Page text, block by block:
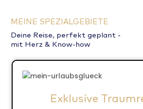
MEINE SPEZIALGEBIETE
Deine Reise, perfekt geplant -
mit Herz & Know-how
Exklusive